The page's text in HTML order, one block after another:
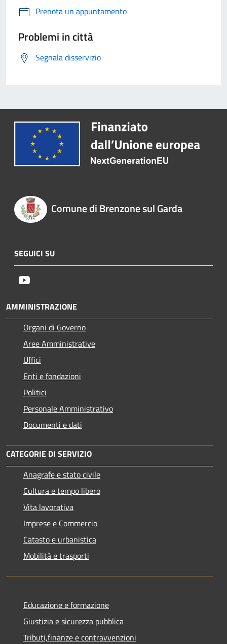
Prenota un appuntamento
Problemi in città
Segnala disservizio
Comune di Brenzone sul Garda
SEGUICI SU
AMMINISTRAZIONE
Organi di Governo
Aree Amministrative
Uffici
Enti e fondazioni
Politici
Personale Amministrativo
Documenti e dati
CATEGORIE DI SERVIZIO
Anagrafe e stato civile
Cultura e tempo libero
Vita lavorativa
Imprese e Commercio
Catasto e urbanistica
Mobilità e trasporti
Educazione e formazione
Giustizia e sicurezza pubblica
Tributi,finanze e contravvenzioni